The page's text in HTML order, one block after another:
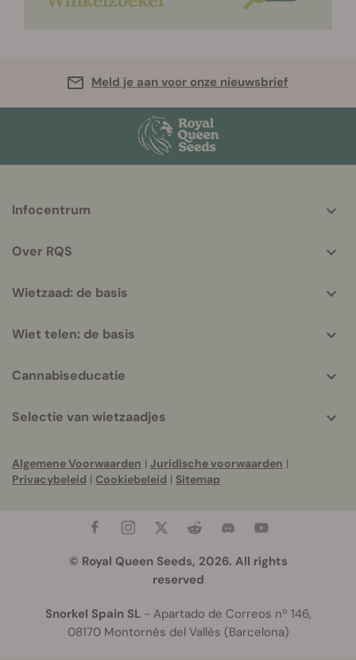
Meld je aan voor onze nieuwsbrief
helpful
Infocentrum
Over RQS
Wietzaad: de basis
Wiet telen: de basis
Cannabiseducatie
Selectie van wietzaadjes
Algemene Voorwaarden | Juridische voorwaarden |
Privacybeleid | Cookiebeleid | Sitemap
© Royal Queen Seeds, 2026. All rights
reserved
Snorkel Spain SL- Apartado de Correos nº 146,
08170 Montornès del Vallès (Barcelona)